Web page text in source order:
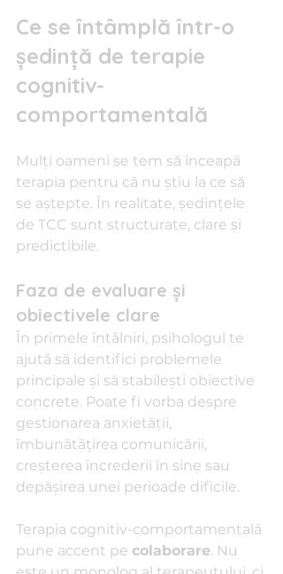
Ce se întâmplă într-o
ședință de terapie
cognitiv-
comportamentală
Mulți oameni se tem să înceapă
terapia pentru că nu știu la ce să
se aștepte. În realitate, ședințele
de TCC sunt structurate, clare și
predictibile.
Faza de evaluare și
obiectivele clare
În primele întâlniri, psihologul te
ajută să identifici problemele
principale și să stabilești obiective
concrete. Poate fi vorba despre
gestionarea anxietății,
îmbunătățirea comunicării,
creșterea încrederii în sine sau
depășirea unei perioade dificile.
Terapia cognitiv-comportamentală
pune accent pe colaborare. Nu